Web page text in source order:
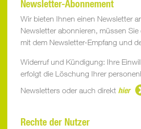
Newsletter-Abonnement
Wir bieten Ihnen einen Newsletter
Newsletter abonnieren, müssen
mit dem Newsletter-Empfang und
Widerruf und Kündigung: Ihre
erfolgt die Löschung Ihrer
Newsletters oder auch direkt hier
Rechte der Nutzer